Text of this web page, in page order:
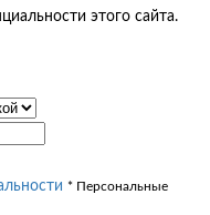
этого сайта.
* Персональные